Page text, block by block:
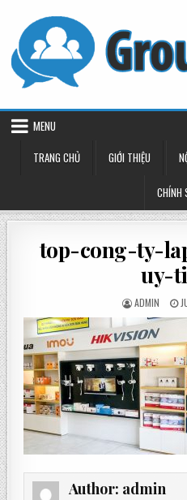
content
MENU
TRANG CHỦ
GIỚI THIỆU
CHÍNH
top-cong-ty-
uy-
POSTED
ADMIN
Author: admin